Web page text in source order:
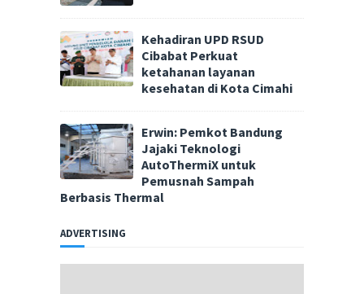
Kehadiran UPD RSUD
Cibabat Perkuat
ketahanan layanan
kesehatan di Kota Cimahi
Erwin: Pemkot Bandung
Jajaki Teknologi
AutoThermiX untuk
Pemusnah Sampah
Berbasis Thermal
ADVERTISING